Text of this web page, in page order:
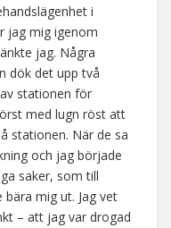
i
jag mig igenom
jag. Några
dök det upp två
stationen för
med lugn röst att
stationen. När de sa
och jag började
saker, som till
mig ut. Jag vet
– att jag var drogad